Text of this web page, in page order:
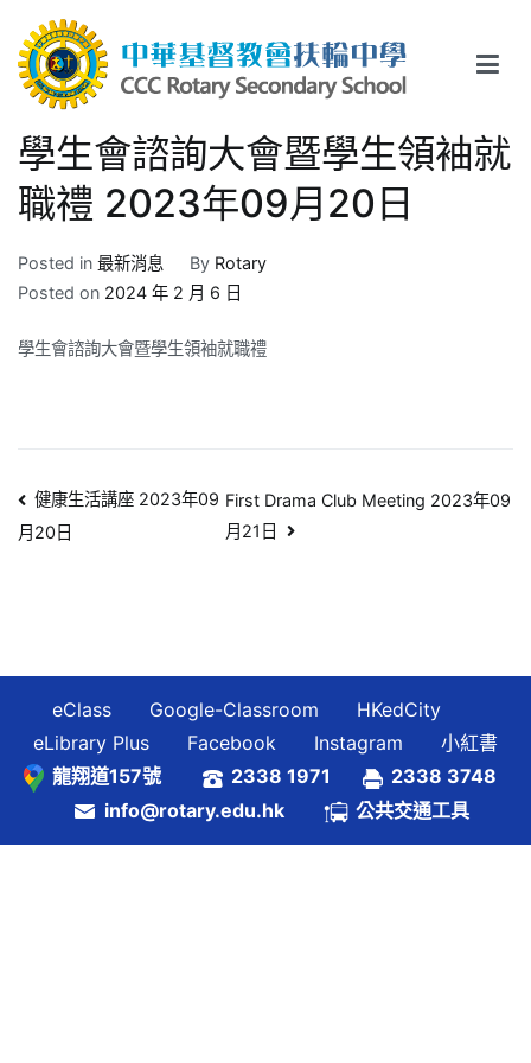
content
中華基督教會扶輪中學
學生會諮詢大會暨學生領袖就
職禮 2023年09月20日
Posted in 最新消息 By Rotary
Posted on 2024 年 2 月 6 日
學生會諮詢大會暨學生領袖就職禮
文
章
健康生活講座 2023年09
月20日
First Drama Club Meeting 2023年09
月21日
eClass Google-Classroom
HKedCity
eLibrary Plus
Facebook Instagram
小紅書
龍翔道157號
2338 1971
2338 3748
info@rotary.edu.hk
公共交通工具